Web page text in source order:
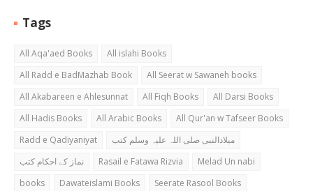
Tags
All Aqa'aed Books
All islahi Books
All Radd e BadMazhab Book
All Seerat w Sawaneh books
All Akabareen e Ahlesunnat
All Fiqh Books
All Darsi Books
All Hadis Books
All Arabic Books
All Qur'an w Tafseer Books
Radd e Qadiyaniyat
میلادالنبی صلی اللہ علیہ وسلم کتب
نماز کے احکام کتب
Rasail e Fatawa Rizvia
Melad Un nabi
books
Dawateislami Books
Seerate Rasool Books